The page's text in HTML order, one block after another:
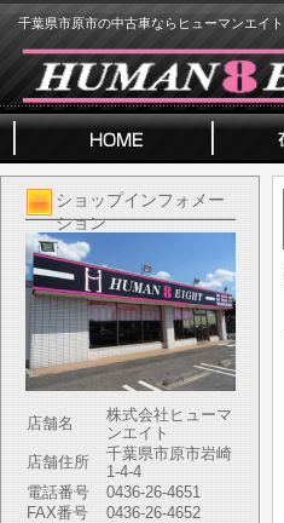
千葉県市原市の中古車ならヒューマンエイト
ショップインフォメー
ション
店舗名
株式会社ヒューマ
ンエイト
店舗住所
千葉県市原市岩崎
1-4-4
電話番号
0436-26-4651
FAX番号
0436-26-4652